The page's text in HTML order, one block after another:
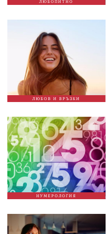
ЛЮБОПИТНО
ЛЮБОВ И ВРЪЗКИ
НУМЕРОЛОГИЯ